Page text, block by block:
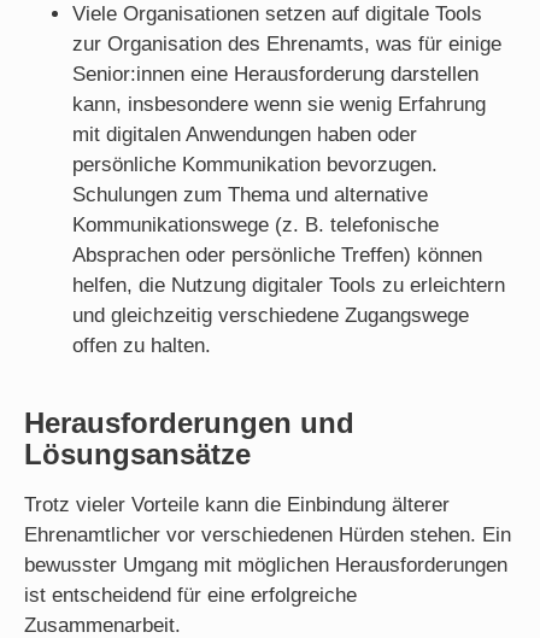
Viele Organisationen setzen auf digitale Tools
zur Organisation des Ehrenamts, was für einige
Senior:innen eine Herausforderung darstellen
kann, insbesondere wenn sie wenig Erfahrung
mit digitalen Anwendungen haben oder
persönliche Kommunikation bevorzugen.
Schulungen zum Thema und alternative
Kommunikationswege (z. B. telefonische
Absprachen oder persönliche Treffen) können
helfen, die Nutzung digitaler Tools zu erleichtern
und gleichzeitig verschiedene Zugangswege
offen zu halten.
Herausforderungen und
Lösungsansätze
Trotz vieler Vorteile kann die Einbindung älterer
Ehrenamtlicher vor verschiedenen Hürden stehen. Ein
bewusster Umgang mit möglichen Herausforderungen
ist entscheidend für eine erfolgreiche
Zusammenarbeit.